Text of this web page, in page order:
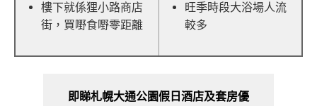
樓下就係狸小路商店
街，買嘢食嘢零距離
旺季時段大浴場人流
較多
即睇札幌大通公園假日酒店及套房優